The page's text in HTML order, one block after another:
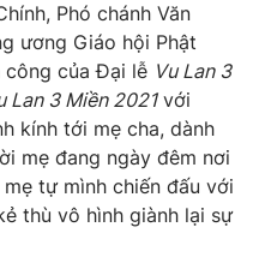
Phó chánh Văn
ương Giáo hội Phật
công của Đại lễ Vu Lan 3
Lan 3 Miền 2021với
kính tới mẹ cha, dành
mẹ đang ngày đêm nơi
tự mình chiến đấu với
thù vô hình giành lại sự